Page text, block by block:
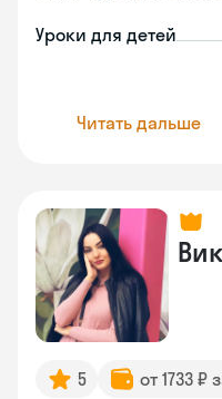
Уроки для детей
Читать дальше
5 от 1733 ₽